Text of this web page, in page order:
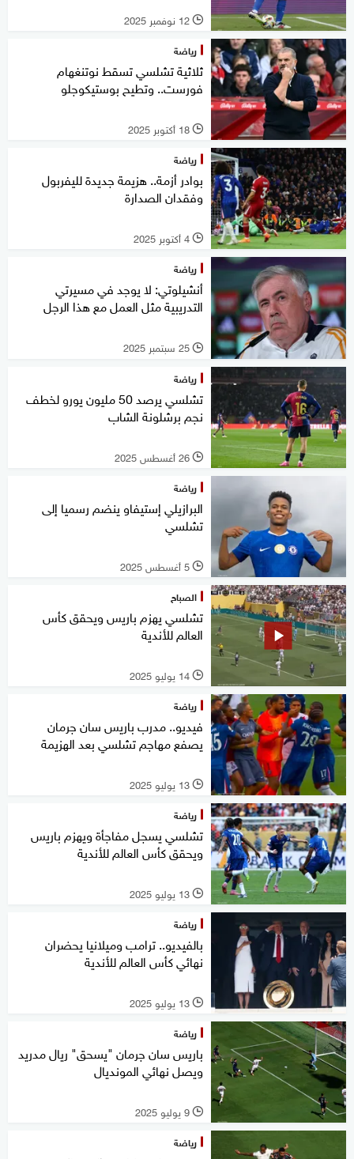
l 12 نوفمبر 2025
رياضة
ثلاثية تشلسي تسقط نوتنغهام
فورست.. وتطيح بوستيكوجلو
l 18 أكتوبر 2025
رياضة
بوادر أزمة.. هزيمة جديدة لليفربول
وفقدان الصدارة
l 4 أكتوبر 2025
رياضة
أنشيلوتي: لا يوجد في مسيرتي
التدريبية مثل العمل مع هذا الرجل
l 25 سبتمبر 2025
رياضة
تشلسي يرصد 50 مليون يورو لخطف
نجم برشلونة الشاب
l 26 أغسطس 2025
رياضة
البرازيلي إستيفاو ينضم رسميا إلى
تشلسي
l 5 أغسطس 2025
الصباح
تشلسي يهزم باريس ويحقق كأس
العالم للأندية
l 14 يوليو 2025
رياضة
فيديو.. مدرب باريس سان جرمان
يصفع مهاجم تشلسي بعد الهزيمة
l 13 يوليو 2025
رياضة
تشلسي يسجل مفاجأة ويهزم باريس
ويحقق كأس العالم للأندية
l 13 يوليو 2025
رياضة
بالفيديو.. ترامب وميلانيا يحضران
نهائي كأس العالم للأندية
l 13 يوليو 2025
رياضة
باريس سان جرمان "يسحق" ريال مدريد
ويصل نهائي المونديال
l 9 يوليو 2025
رياضة